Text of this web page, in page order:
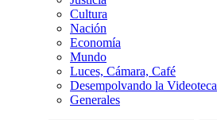
Cultura
Nación
Economía
Mundo
Luces, Cámara, Café
Desempolvando la Videoteca
Generales